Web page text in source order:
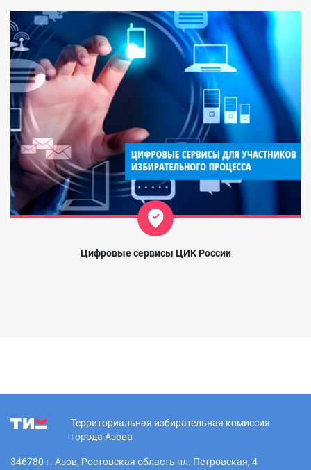
Цифровые сервисы ЦИК России
Территориальная избирательная комиссия
города Азова
346780 г. Азов, Ростовская область пл. Петровская, 4